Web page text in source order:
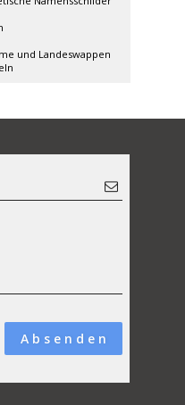
und Landeswappen
A b s e n d e n